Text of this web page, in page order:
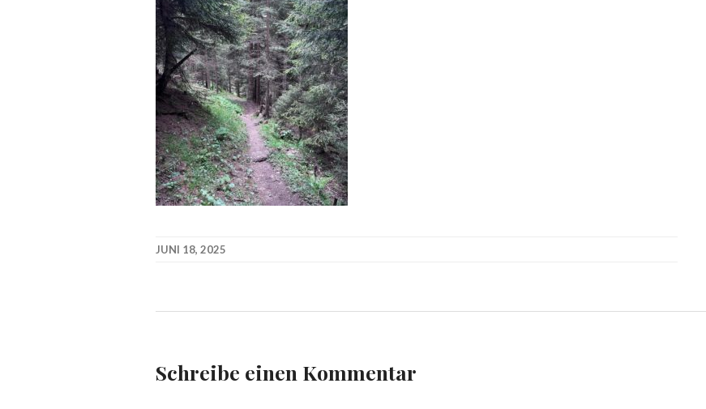
JUNI 18, 2025
Schreibe einen Kommentar